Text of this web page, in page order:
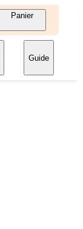
Panier
Guide